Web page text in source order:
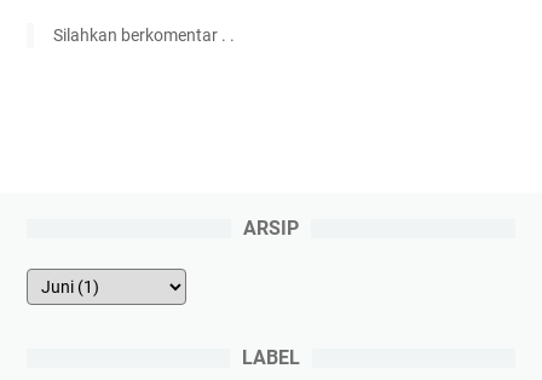
Silahkan berkomentar . .
ARSIP
LABEL